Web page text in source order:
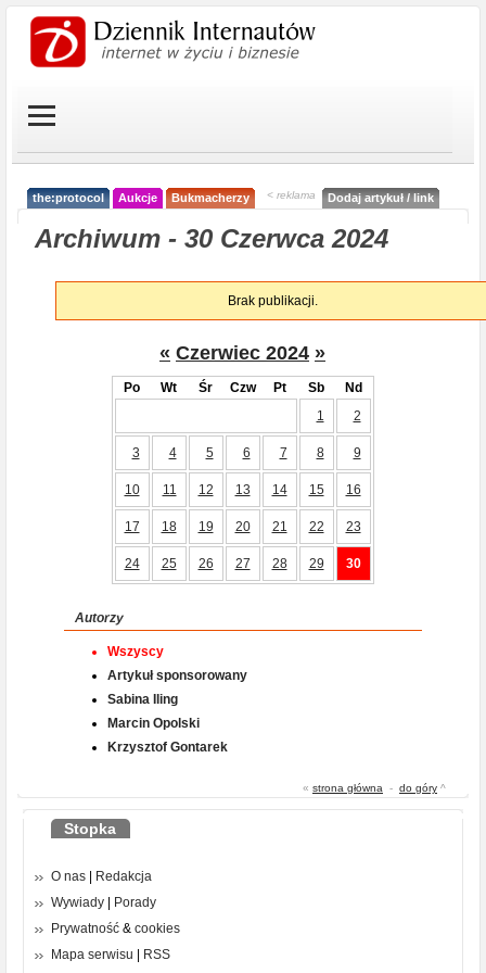
the:protocol Aukcje Bukmacherzy < reklama Dodaj artykuł / link
Archiwum - 30 Czerwca 2024
Brak publikacji.
« Czerwiec 2024 »
Po Wt Śr Czw Pt Sb
Nd
1
2
3 4 5 6 7 8 9
10 11 12 13 14 15 16
17 18 19 20 21 22 23
24 25 26 27 28 29 30
Autorzy
Wszyscy
Artykuł sponsorowany
Sabina Iling
Marcin Opolski
Krzysztof Gontarek
« strona główna - do góry ^
Stopka
O nas
Redakcja
Wywiady
Porady
Prywatność & cookies
Mapa serwisu
RSS